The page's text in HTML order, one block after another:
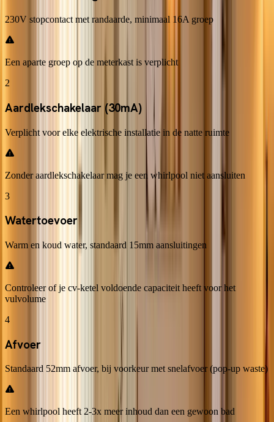
230V stopcontact met randaarde, minimaal 16A groep
Een aparte groep op de meterkast is verplicht
2
Aardlekschakelaar (30mA)
Verplicht voor elke elektrische installatie in de natte ruimte
Zonder aardlekschakelaar mag je een whirlpool niet aansluiten
3
Watertoevoer
Warm en koud water, standaard 15mm aansluitingen
Controleer of je cv-ketel voldoende capaciteit heeft voor het
vulvolume
4
Afvoer
Standaard 52mm afvoer, bij voorkeur met snelafvoer (pop-up waste)
Een whirlpool heeft 2-3x meer inhoud dan een gewoon bad